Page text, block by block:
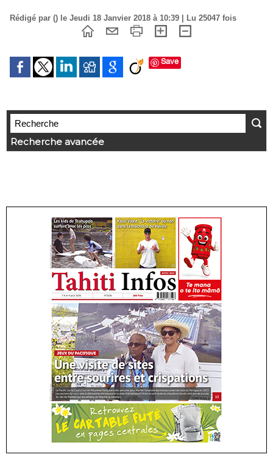
Rédigé par () le Jeudi 18 Janvier 2018 à 10:39 | Lu 25047 fois
Save
Recherche avancée